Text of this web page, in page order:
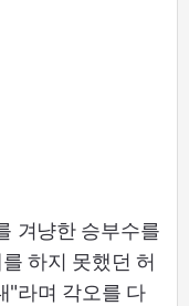
겨냥한 승부수를
하지 못했던 허
"라며 각오를 다